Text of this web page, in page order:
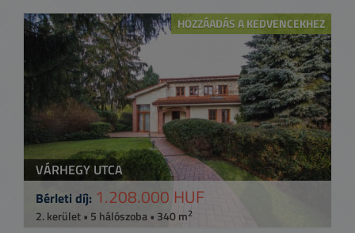
HOZZÁADÁS A KEDVENCEKHEZ
VÁRHEGY UTCA
Bérleti díj: 1.208.000 HUF
2. kerület • 5 hálószoba • 340 m2